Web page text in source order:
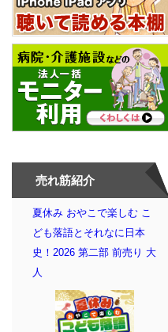
売れ筋紹介
夏休み おやこで楽しむ こ
ども落語とそれなに日本
史！2026 第二部 前売り 大
人